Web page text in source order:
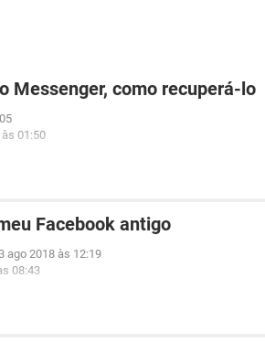
Messenger, como recuperá-lo
01:50
Facebook antigo
ago 2018 às 12:19
08:43